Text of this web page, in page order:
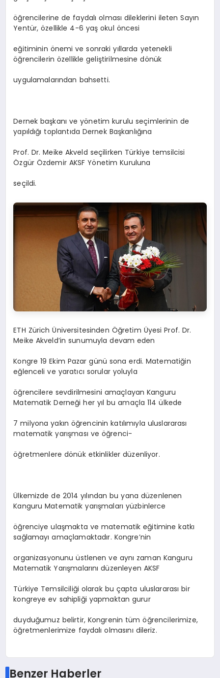
öğrencilerine de faydalı olması dileklerini ileten Sayın
Yentür, özellikle 4-6 yaş okul öncesi
eğitiminin önemi ve sonraki yıllarda yetenekli
öğrencilerin özellikle geliştirilmesine dönük
uygulamalarından bahsetti.
Dernek başkanı ve yönetim kurulu seçimlerinin de
yapıldığı toplantıda Dernek Başkanlığına
Prof. Dr. Meike Akveld seçilirken Türkiye temsilcisi
Özgür Özdemir AKSF Yönetim Kuruluna
seçildi.
ETH Zürich Üniversitesinden Öğretim Üyesi Prof. Dr.
Meike Akveld’in sunumuyla devam eden
Kongre 19 Ekim Pazar günü sona erdi. Matematiğin
eğlenceli ve yaratıcı sorular yoluyla
öğrencilere sevdirilmesini amaçlayan Kanguru
Matematik Derneği her yıl bu amaçla 114 ülkede
7 milyona yakın öğrencinin katılımıyla uluslararası
matematik yarışması ve öğrenci-
öğretmenlere dönük etkinlikler düzenliyor.
Ülkemizde de 2014 yılından bu yana düzenlenen
Kanguru Matematik yarışmaları yüzbinlerce
öğrenciye ulaşmakta ve matematik eğitimine katkı
sağlamayı amaçlamaktadır. Kongre’nin
organizasyonunu üstlenen ve aynı zaman Kanguru
Matematik Yarışmalarını düzenleyen AKSF
Türkiye Temsilciliği olarak bu çapta uluslararası bir
kongreye ev sahipliği yapmaktan gurur
duyduğumuz belirtir, Kongrenin tüm öğrencilerimize,
öğretmenlerimize faydalı olmasını dileriz.
Benzer Haberler